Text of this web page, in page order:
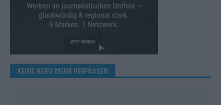
KEINE NEWS MEHR VERPASSEN